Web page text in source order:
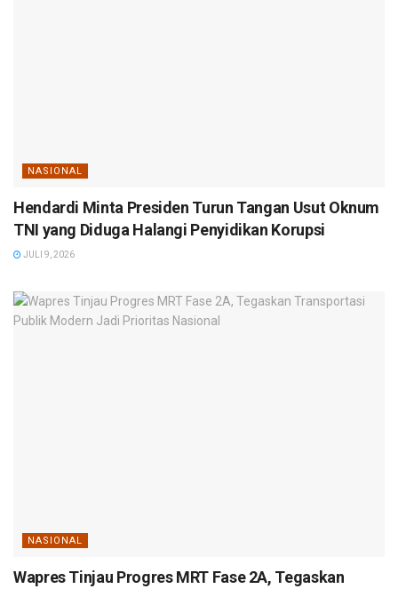
NASIONAL
Hendardi Minta Presiden Turun Tangan Usut Oknum
TNI yang Diduga Halangi Penyidikan Korupsi
JULI 9, 2026
NASIONAL
Wapres Tinjau Progres MRT Fase 2A, Tegaskan